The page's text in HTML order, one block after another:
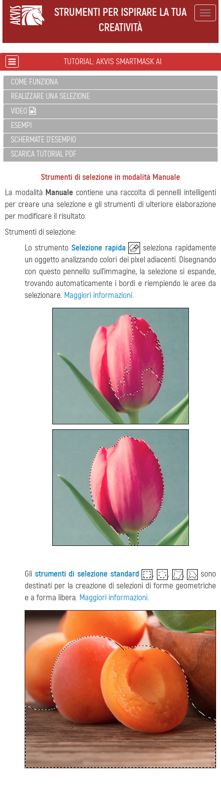
STRUMENTI PER ISPIRARE LA TUA
CREATIVITÀ
TUTORIAL: AKVIS SMARTMASK AI
COME FUNZIONA
REALIZZARE UNA SELEZIONE
VIDEO
ESEMPI
SCHERMATE D'ESEMPIO
SCARICA TUTORIAL PDF
Strumenti di selezione in modalità Manuale
La modalità Manuale contiene una raccolta di pennelli intelligenti
per creare una selezione e gli strumenti di ulteriore elaborazione
per modificare il risultato.
Strumenti di selezione:
Lo strumento Selezione rapida
seleziona rapidamente
un oggetto analizzando colori dei pixel adiacenti. Disegnando
con questo pennello sull'immagine, la selezione si espande,
trovando automaticamente i bordi e riempiendo le aree da
selezionare. Maggiori informazioni.
Gli strumenti di selezione standard , , ,
sono
destinati per la creazione di selezioni di forme geometriche
e a forma libera. Maggiori informazioni.